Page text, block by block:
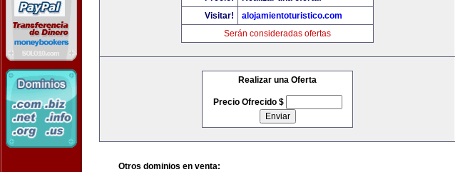
Visitar!
alojamientoturistico.com
Serán consideradas ofertas
Realizar una Oferta
Precio Ofrecido $
Otros dominios en venta: